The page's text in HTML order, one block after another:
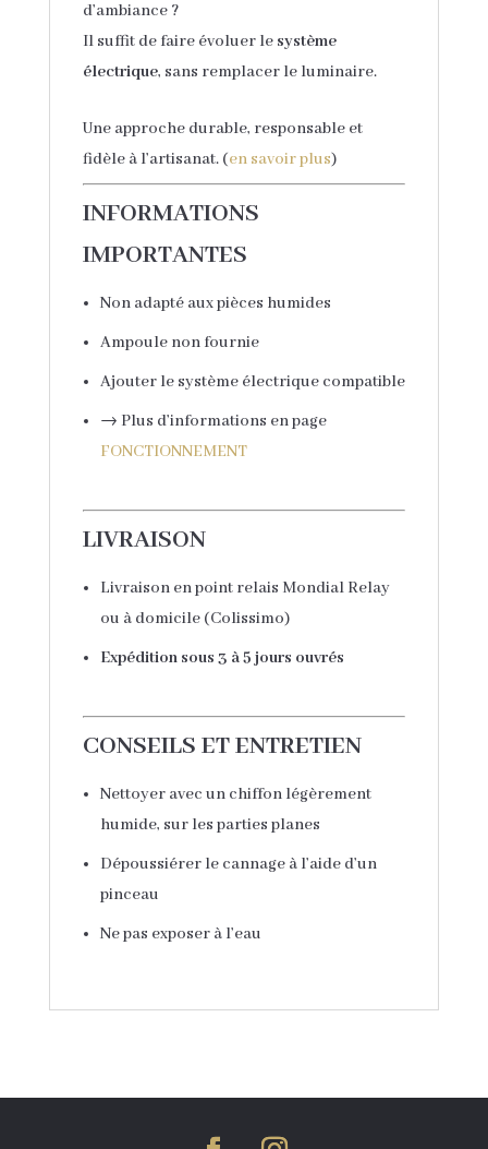
d’ambiance ?
Il suffit de faire évoluer le système
électrique, sans remplacer le luminaire.
Une approche durable, responsable et
fidèle à l’artisanat. (en savoir plus)
INFORMATIONS
IMPORTANTES
Non adapté aux pièces humides
Ampoule non fournie
Ajouter le système électrique compatible
→ Plus d’informations en page
FONCTIONNEMENT
LIVRAISON
Livraison en point relais Mondial Relay
ou à domicile (Colissimo)
Expédition sous 3 à 5 jours ouvrés
CONSEILS ET ENTRETIEN
Nettoyer avec un chiffon légèrement
humide, sur les parties planes
Dépoussiérer le cannage à l’aide d’un
pinceau
Ne pas exposer à l’eau